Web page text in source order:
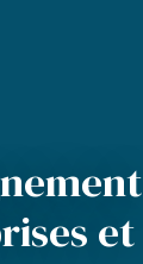
et